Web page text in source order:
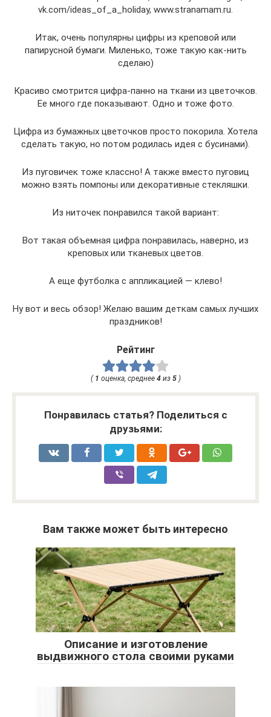
vk.com/ideas_of_a_holiday, www.stranamam.ru.
Итак, очень популярны цифры из креповой или
папирусной бумаги. Миленько, тоже такую как-нить
сделаю)
Красиво смотрится цифра-панно на ткани из цветочков.
Ее много где показывают. Одно и тоже фото.
Цифра из бумажных цветочков просто покорила. Хотела
сделать такую, но потом родилась идея с бусинами).
Из пуговичек тоже классно! А также вместо пуговиц
можно взять помпоны или декоративные стекляшки.
Из ниточек понравился такой вариант:
Вот такая объемная цифра понравилась, наверно, из
креповых или тканевых цветов.
А еще футболка с аппликацией — клево!
Ну вот и весь обзор! Желаю вашим деткам самых лучших
праздников!
Рейтинг
( 1 оценка, среднее 4из 5)
Понравилась статья? Поделиться с
друзьями:
Вам также может быть интересно
Описание и изготовление
выдвижного стола своими руками